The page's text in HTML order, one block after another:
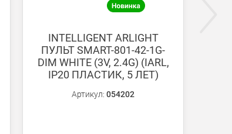
INTELLIGENT ARLIGHT
ПУЛЬТ SMART-801-42-1G-
DIM WHITE (3V, 2.4G) (IARL,
IP20 ПЛАСТИК, 5 ЛЕТ)
Артикул: 054202